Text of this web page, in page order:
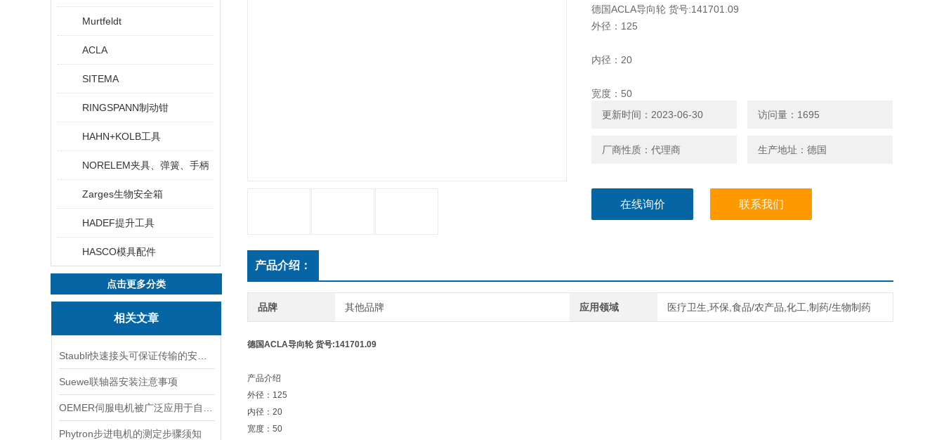
Murtfeldt
ACLA
SITEMA
RINGSPANN制动钳
HAHN+KOLB工具
NORELEM夹具、弹簧、手柄
Zarges生物安全箱
HADEF提升工具
HASCO模具配件
点击更多分类
相关文章
Suewe联轴器安装注意事项
Phytron步进电机的测定步骤须知
德国ACLA导向轮 货号:141701.09
外径：125
内径：20
宽度：50
货号： 141701.09
更新时间：2023-06-30 访问量：1695
厂商性质：代理商 生产地址：德国
在线询价 联系我们
产品介绍：
品牌 其他品牌 应用领域 医疗卫生,环保,食品/农产品,化工,制药/生物制药
德国ACLA导向轮 货号:141701.09
产品介绍
外径：125
内径：20
宽度：50